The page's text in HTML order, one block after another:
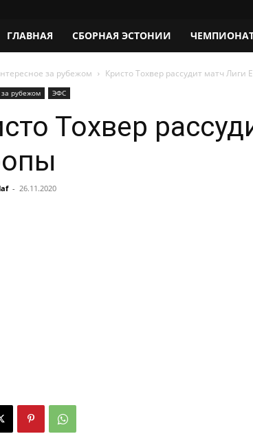
SportAeg.EE
ГЛАВНАЯ СБОРНАЯ ЭСТОНИИ
за рубежом Кристо Тохвер рассудит матч Лиги
рубежом ЭФС
Тохвер
- 26.11.2020